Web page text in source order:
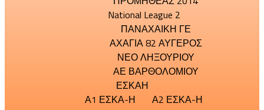
National League 2
ΠΑΝΑΧΑΙΚΗ ΓΕ
ΑΧΑΓΙΑ 82 ΑΥΓΕΡΟΣ
ΝΕΟ ΛΗΞΟΥΡΙΟΥ
ΑΕ ΒΑΡΘΟΛΟΜΙΟΥ
ΕΣΚΑΗ
Α1 ΕΣΚΑ-Η
Α2 ΕΣΚΑ-Η